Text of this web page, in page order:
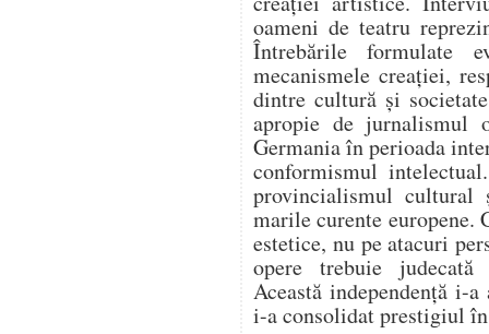
oameni de teatru
Întrebările formulate
mecanismele creației,
dintre cultură și
apropie de jurnalismul
Germania în perioada
conformismul
provincialismul
marile curente europene.
estetice, nu pe atacuri
opere trebuie
Această independență i-
i-a consolidat prestigiul